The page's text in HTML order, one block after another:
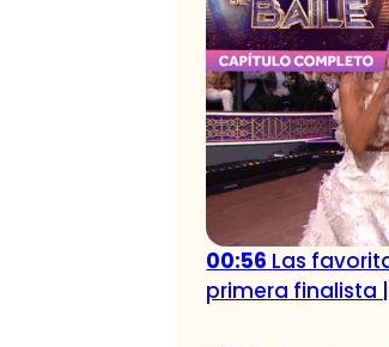
00:56 Las
primera finalista